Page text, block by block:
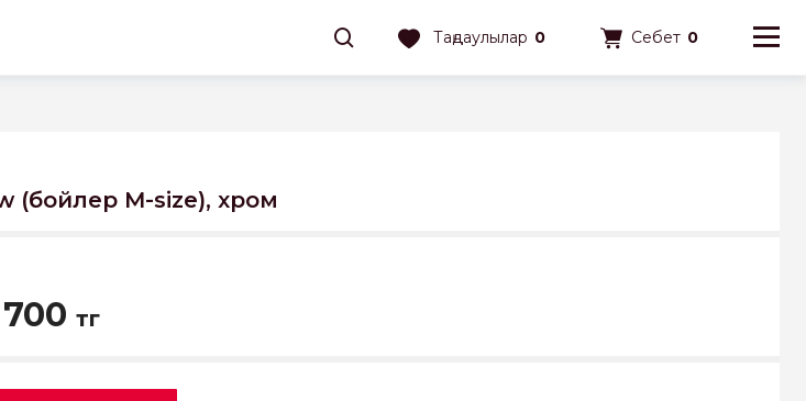
Таңдаулылар 0 Себет 0
(бойлер M-size), хром
700 тг